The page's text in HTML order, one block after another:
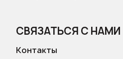
СВЯЗАТЬСЯ С НАМИ
Контакты